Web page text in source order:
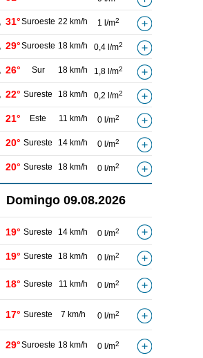
31°Suroeste 22 km/h 1 l/m2
29°Suroeste 18 km/h 0,4 l/m2
26° Sur 18 km/h 1,8 l/m2
22° Sureste 18 km/h 0,2 l/m2
21° Este 11 km/h 0 l/m2
20° Sureste 14 km/h 0 l/m2
20° Sureste 18 km/h 0 l/m2
Domingo 09.08.2026
19° Sureste 14 km/h 0 l/m2
19° Sureste 18 km/h 0 l/m2
18° Sureste 11 km/h 0 l/m2
17° Sureste 7 km/h 0 l/m2
29°Suroeste 18 km/h 0 l/m2